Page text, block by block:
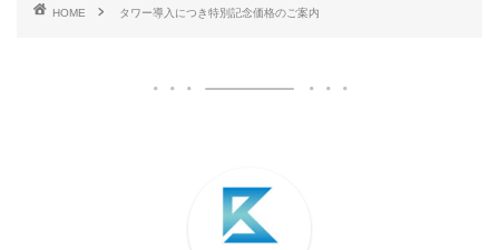
HOME タワー導入につき特別記念価格のご案内